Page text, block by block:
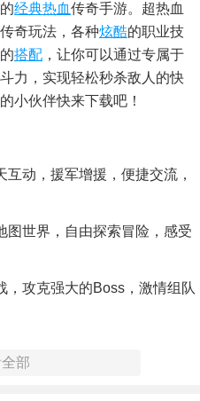
经典热血传奇手游。超热血
奇玩法，各种炫酷的职业技
搭配 ，让你可以通过专属于
力，实现轻松秒杀敌人的快
小伙伴快来下载吧！
动，援军增援，便捷交流，
图世界，自由探索冒险，感受
，攻克强大的boss，激情组队
部